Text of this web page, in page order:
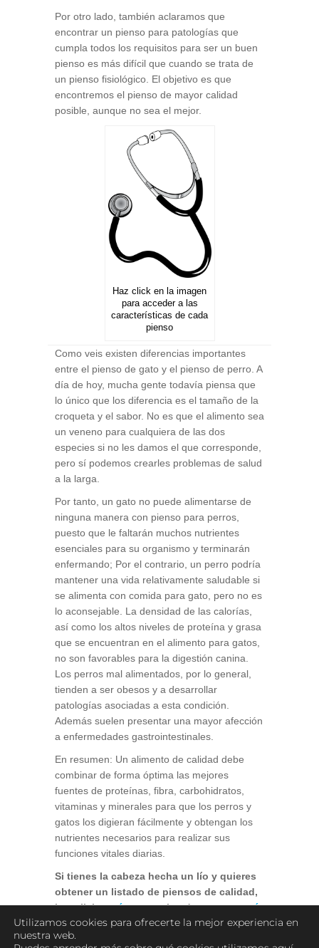
Por otro lado, también aclaramos que
encontrar un pienso para patologías que
cumpla todos los requisitos para ser un buen
pienso es más difícil que cuando se trata de
un pienso fisiológico. El objetivo es que
encontremos el pienso de mayor calidad
posible, aunque no sea el mejor.
Haz click en la imagen
para acceder a las
características de cada
pienso
Como veis existen diferencias importantes
entre el pienso de gato y el pienso de perro. A
día de hoy, mucha gente todavía piensa que
lo único que los diferencia es el tamaño de la
croqueta y el sabor. No es que el alimento sea
un veneno para cualquiera de las dos
especies si no les damos el que corresponde,
pero sí podemos crearles problemas de salud
a la larga.
Por tanto, un gato no puede alimentarse de
ninguna manera con pienso para perros,
puesto que le faltarán muchos nutrientes
esenciales para su organismo y terminarán
enfermando; Por el contrario, un perro podría
mantener una vida relativamente saludable si
se alimenta con comida para gato, pero no es
lo aconsejable. La densidad de las calorías,
así como los altos niveles de proteína y grasa
que se encuentran en el alimento para gatos,
no son favorables para la digestión canina.
Los perros mal alimentados, por lo general,
tienden a ser obesos y a desarrollar
patologías asociadas a esta condición.
Además suelen presentar una mayor afección
a enfermedades gastrointestinales.
En resumen: Un alimento de calidad debe
combinar de forma óptima las mejores
fuentes de proteínas, fibra, carbohidratos,
vitaminas y minerales para que los perros y
gatos los digieran fácilmente y obtengan los
nutrientes necesarios para realizar sus
funciones vitales diarias.
Si tienes la cabeza hecha un lío y quieres
obtener un listado de piensos de calidad,
haz clickaquípara ver los de perro yaquí
para ver los de gato.
Utilizamos cookies para ofrecerte la mejor experiencia en
nuestra web.